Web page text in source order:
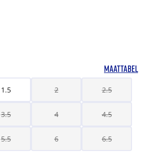
MAATTABEL
1.5 2 2.5
3.5 4 4.5
5.5 6 6.5